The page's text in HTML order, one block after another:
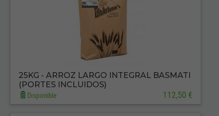
25KG - ARROZ LARGO INTEGRAL BASMATI
(PORTES INCLUIDOS)
Disponible 112,50 €